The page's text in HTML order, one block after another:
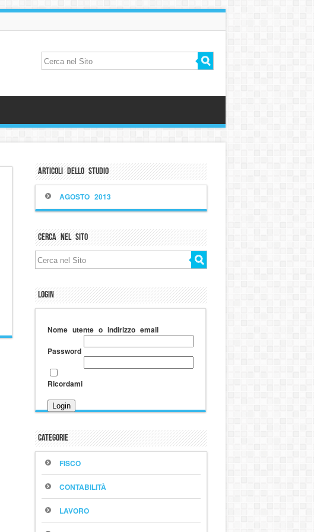
Articoli dello Studio
AGOSTO 2013
Cerca nel sito
Login
Nome utente o indirizzo email
Password
Ricordami
Categorie
FISCO
CONTABILITÀ
LAVORO